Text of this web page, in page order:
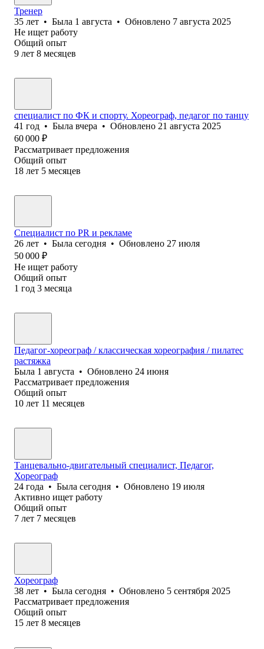
Тренер
35 лет • Была 1 августа • Обновлено 7 августа 2025
Не ищет работу
Общий опыт
9 лет 8 месяцев
специалист по ФК и спорту. Хореограф, педагог по танцу
41 год • Была вчера • Обновлено 21 августа 2025
60 000 ₽
Рассматривает предложения
Общий опыт
18 лет 5 месяцев
Специалист по PR и рекламе
26 лет • Была сегодня • Обновлено 27 июля
50 000 ₽
Не ищет работу
Общий опыт
1 год 3 месяца
Педагог-хореограф / классическая хореография / пилатес
растяжка
Была 1 августа • Обновлено 24 июня
Рассматривает предложения
Общий опыт
10 лет 11 месяцев
Танцевально-двигательный специалист, Педагог,
Хореограф
24 года • Была сегодня • Обновлено 19 июля
Активно ищет работу
Общий опыт
7 лет 7 месяцев
Хореограф
38 лет • Была сегодня • Обновлено 5 сентября 2025
Рассматривает предложения
Общий опыт
15 лет 8 месяцев